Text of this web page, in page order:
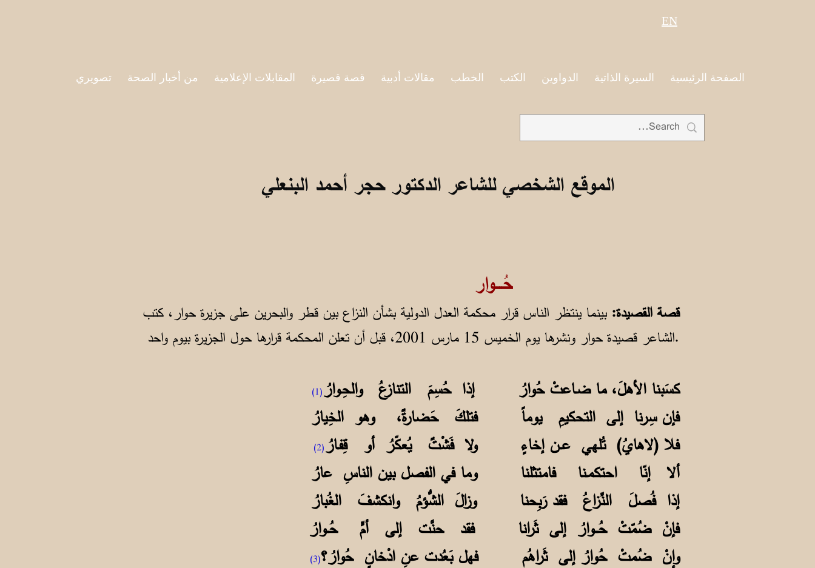
EN
الصفحة الرئيسية السيرة الذاتية الدواوين الكتب الخطب مقالات أدبية قصة قصيرة المقابلات الإعلامية من أخبار الصحة تصويري
الموقع الشخصي للشاعر الدكتور حجر أحمد البنعلي
حُـــوار
قصة القصيدة: بينما ينتظر الناس قرار محكمة العدل الدولية بشأن النزاع بين قطر والبحرين على جزيرة حوار، كتب
الشاعر قصيدة حوار ونشرها يوم الخميس 15 مارس 2001، قبل أن تعلن المحكمة قرارها حول الجزيرة بيوم واحد.
كسَبنا الأهلَ، ما ضـاعتْ حُوارُ إذا حُسِمَ التنازعُ والحِـوارُ(1)
فإن سِرنا إلى التحكيمِ يوماً فتلكَ حَضارةٌ، وهو الخِيارُ
فلا (لاهايُ) تُلهي عــن إخاءٍ ولا فَشْتٌ يُعكّرُ أو قِفـارُ(2)
ألا إنّا احتكمـنا فامتثلنا وما في الفصل بين الناسِ عارُ
إذا فُصلَ النِّزاعُ فقد رَبِحنا وزالَ الشُّؤمُ وانكشفَ الغُبارُ
فإنْ ضُمّتْ حُـــوارُ إلى ثَرانا فقد حنَّت إلى أمٍّ حُــوارُ
وإنْ ضُمتْ حُوارُ إلى ثَراهُم فهل بَعُدت عنِ ادْخانٍ حُوارُ؟(3)